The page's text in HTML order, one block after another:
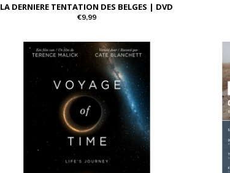
LA DERNIERE TENTATION DES BELGES | DVD
€9,99